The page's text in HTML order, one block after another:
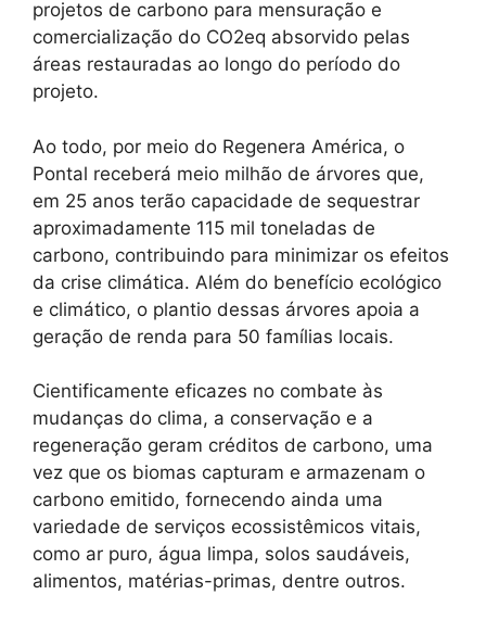
projetos de carbono para mensuração e
comercialização do CO2eq absorvido pelas
áreas restauradas ao longo do período do
projeto.
Ao todo, por meio do Regenera América, o
Pontal receberá meio milhão de árvores que,
em 25 anos terão capacidade de sequestrar
aproximadamente 115 mil toneladas de
carbono, contribuindo para minimizar os efeitos
da crise climática. Além do benefício ecológico
e climático, o plantio dessas árvores apoia a
geração de renda para 50 famílias locais.
Cientificamente eficazes no combate às
mudanças do clima, a conservação e a
regeneração geram créditos de carbono, uma
vez que os biomas capturam e armazenam o
carbono emitido, fornecendo ainda uma
variedade de serviços ecossistêmicos vitais,
como ar puro, água limpa, solos saudáveis,
alimentos, matérias-primas, dentre outros.